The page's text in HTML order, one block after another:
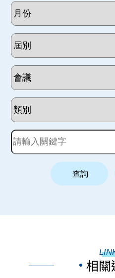
相關